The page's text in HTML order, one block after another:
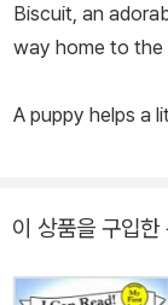
Biscuit, an
way home to the
A puppy helps a
이 상품을 구입